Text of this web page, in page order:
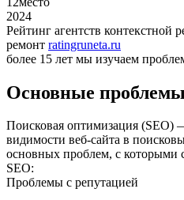
2024
Рейтинг агентств контекстной
ремонт ratingruneta.ru
более 15 лет мы изучаем
Основные проблемы
Поисковая оптимизация (SEO)
видимости веб-сайта в
основных проблем, с которыми
SEO:
Проблемы с репутацией